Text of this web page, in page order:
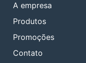
A empresa
Produtos
Promoções
Contato